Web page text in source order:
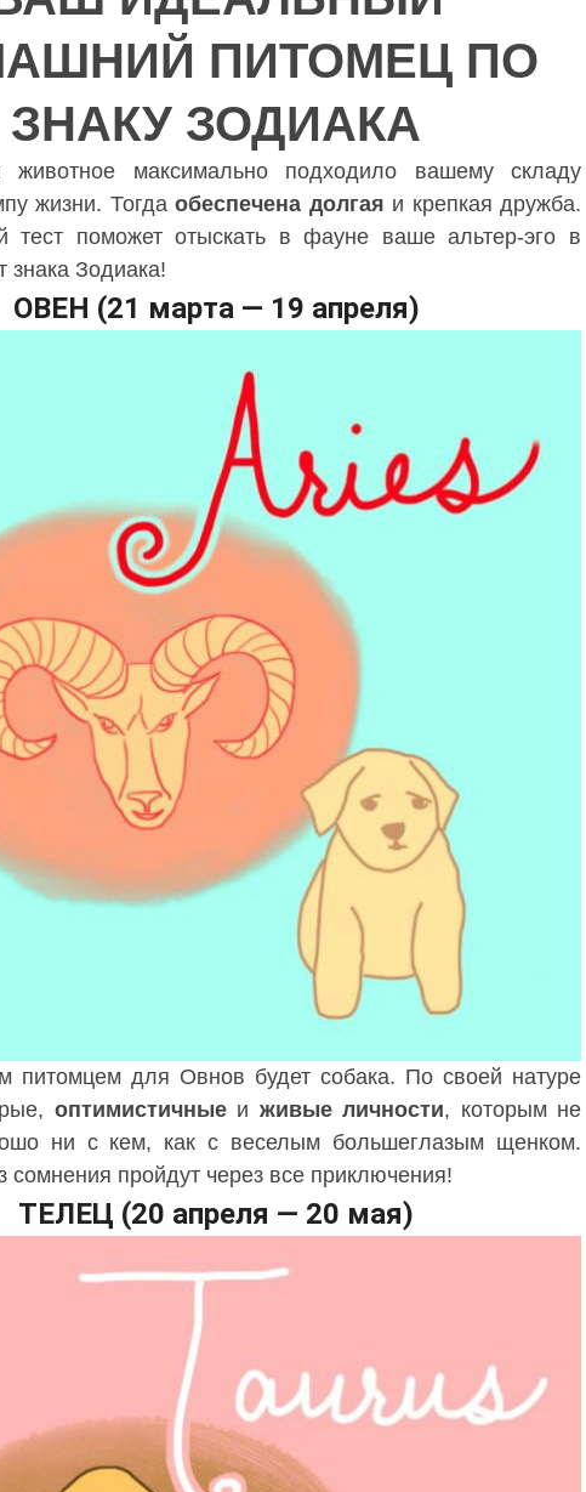
ПИТОМЕЦ ПО
ЗНАКУ ЗОДИАКА
ПИТОМЕЦ ПО
ЗНАКУ ЗОДИАКА
животное максимально подходило вашему складу
жизни. Тогда обеспечена долгая и крепкая дружба.
тест поможет отыскать в фауне ваше альтер-эго в
знака Зодиака!
ОВЕН (21 марта — 19 апреля)
питомцем для Овнов будет собака. По своей натуре
оптимистичныеи живые личности, которым не
ни с кем, как с веселым большеглазым щенком.
сомнения пройдут через все приключения!
ТЕЛЕЦ (20 апреля — 20 мая)